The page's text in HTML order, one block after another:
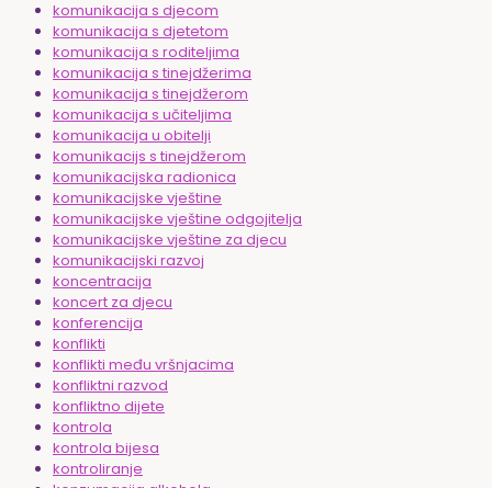
komunikacija s djecom
komunikacija s djetetom
komunikacija s roditeljima
komunikacija s tinejdžerima
komunikacija s tinejdžerom
komunikacija s učiteljima
komunikacija u obitelji
komunikacijs s tinejdžerom
komunikacijska radionica
komunikacijske vještine
komunikacijske vještine odgojitelja
komunikacijske vještine za djecu
komunikacijski razvoj
koncentracija
koncert za djecu
konferencija
konflikti
konflikti među vršnjacima
konfliktni razvod
konfliktno dijete
kontrola
kontrola bijesa
kontroliranje